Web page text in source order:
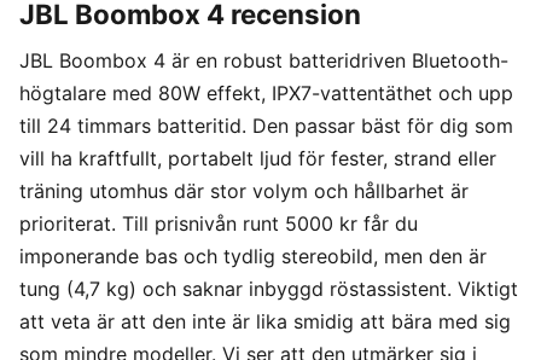
JBL Boombox 4 recension
JBL Boombox 4 är en robust batteridriven Bluetooth-
högtalare med 80W effekt, IPX7-vattentäthet och upp
till 24 timmars batteritid. Den passar bäst för dig som
vill ha kraftfullt, portabelt ljud för fester, strand eller
träning utomhus där stor volym och hållbarhet är
prioriterat. Till prisnivån runt 5000 kr får du
imponerande bas och tydlig stereobild, men den är
tung (4,7 kg) och saknar inbyggd röstassistent. Viktigt
att veta är att den inte är lika smidig att bära med sig
som mindre modeller. Vi ser att den utmärker sig i